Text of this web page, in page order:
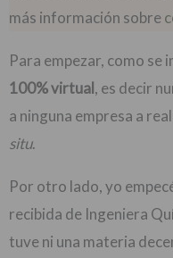
más información sobre
Para empezar, como se
100% virtual, es decir
a ninguna empresa a
situ.
Por otro lado, yo
recibida de Ingeniera
tuve ni una materia